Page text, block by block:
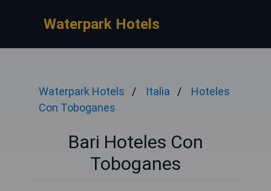
Waterpark Hotels
Waterpark Hotels Italia
Hoteles
Con Toboganes
Bari Hoteles Con
Toboganes